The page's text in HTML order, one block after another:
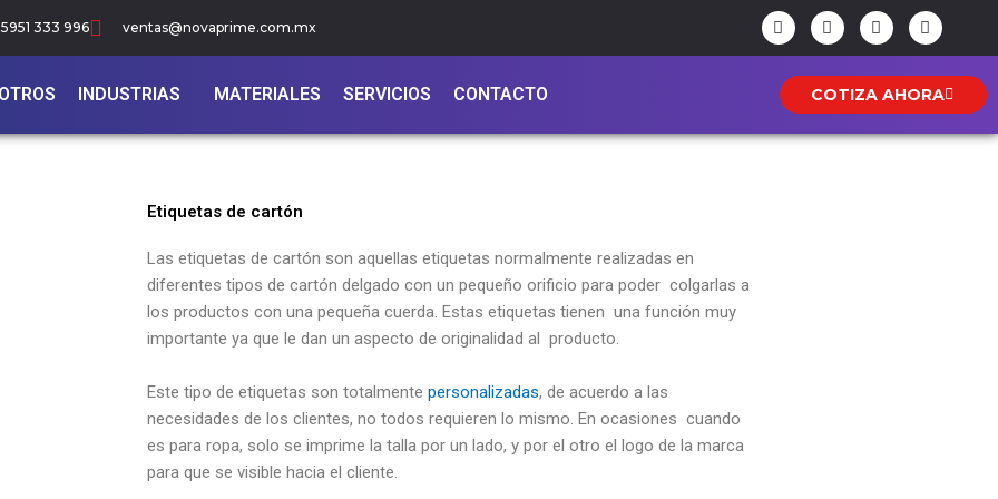
5951 333 996 ventas@novaprime.com.mx F
a
c
b
o
k
I
n
s
a
g
r
a
Y
o
u
b
e
W
h
a
s
a
p
p
INDUSTRIAS MATERIALES SERVICIOS CONTACTO COTIZA AHORA
Etiquetas de cartón
Las etiquetas de cartón son aquellas etiquetas normalmente realizadas en
diferentes tipos de cartón delgado con un pequeño orificio para poder colgarlas a
los productos con una pequeña cuerda. Estas etiquetas tienen una función muy
importante ya que le dan un aspecto de originalidad al producto.
Este tipo de etiquetas son totalmente personalizadas, de acuerdo a las
necesidades de los clientes, no todos requieren lo mismo. En ocasiones cuando
es para ropa, solo se imprime la talla por un lado, y por el otro el logo de la marca
para que se visible hacia el cliente.